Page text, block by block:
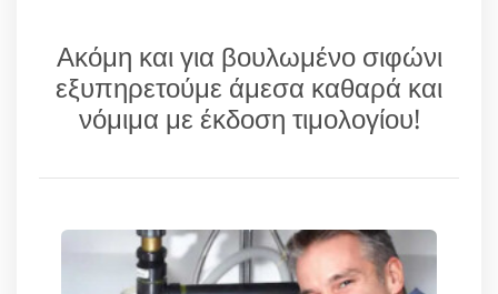
Ακόμη και για βουλωμένο σιφώνι
εξυπηρετούμε άμεσα καθαρά και
νόμιμα με έκδοση τιμολογίου!